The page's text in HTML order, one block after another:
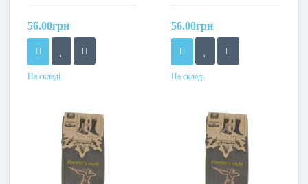
56.00грн
На складі
56.00грн
На складі